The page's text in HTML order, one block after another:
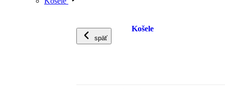
späť
Košele